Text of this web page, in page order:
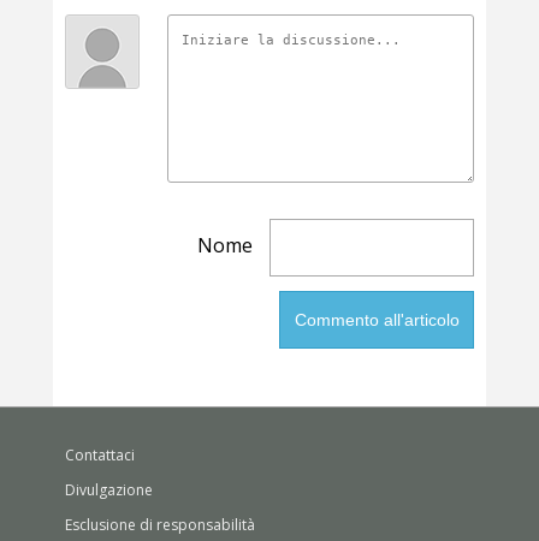
Nome
Contattaci
Divulgazione
Esclusione di responsabilità